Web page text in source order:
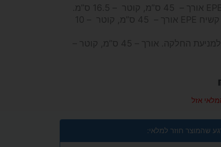
רולר פנימי גליל זיזים לעיסוי רקמות מספוג קשיח EPE אורך – 45 ס”מ, קוטר – 10
מוט עיסוי עם ציר פלדה וידיות מגומי קשיח למניעת החלקה. אורך – 45 ס”מ, קוטר –
אזל
שהמוצר חוזר למלאי: